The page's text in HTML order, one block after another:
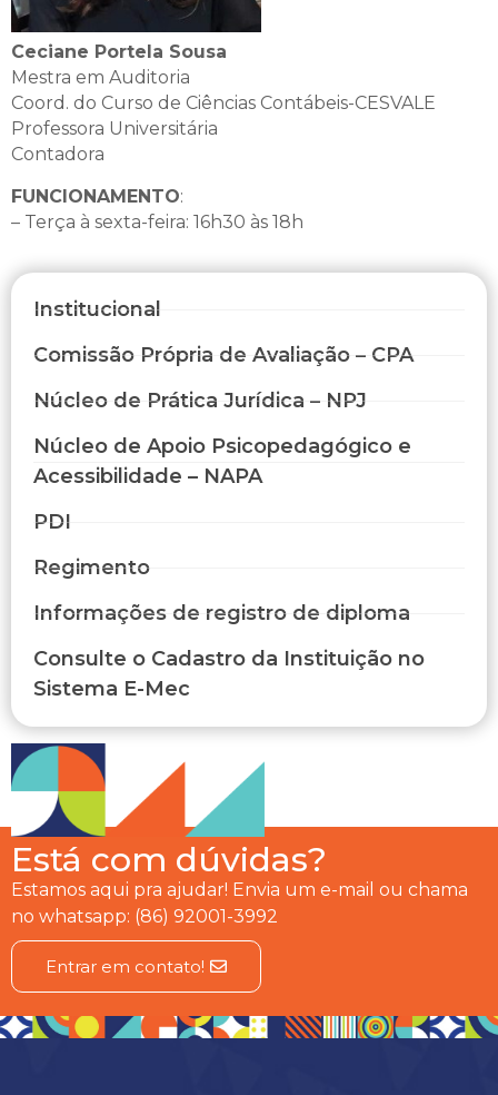
Ceciane Portela Sousa
Mestra em Auditoria
Coord. do Curso de Ciências Contábeis-CESVALE
Professora Universitária
Contadora
FUNCIONAMENTO:
– Terça à sexta-feira: 16h30 às 18h
Institucional
Comissão Própria de Avaliação – CPA
Núcleo de Prática Jurídica – NPJ
Núcleo de Apoio Psicopedagógico e
Acessibilidade – NAPA
PDI
Regimento
Informações de registro de diploma
Consulte o Cadastro da Instituição no
Sistema E-Mec
Está com dúvidas?
Estamos aqui pra ajudar! Envia um e-mail ou chama
no whatsapp: (86) 92001-3992
Entrar em contato!